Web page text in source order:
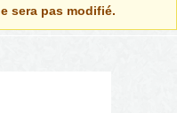
sera pas modifié.